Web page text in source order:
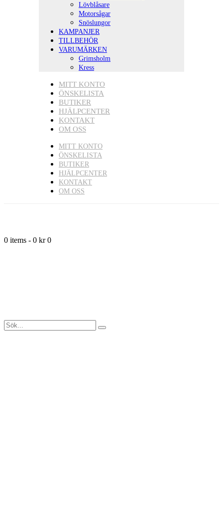
Lövblåsare
Motorsågar
Snöslungor
KAMPANJER
TILLBEHÖR
VARUMÄRKEN
Grimsholm
Kress
MITT KONTO
ÖNSKELISTA
BUTIKER
HJÄLPCENTER
KONTAKT
OM OSS
MITT KONTO
ÖNSKELISTA
BUTIKER
HJÄLPCENTER
KONTAKT
OM OSS
0 items - 0 kr 0